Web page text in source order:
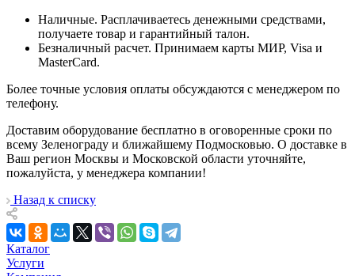
Наличные. Расплачиваетесь денежными средствами,
получаете товар и гарантийный талон.
Безналичный расчет. Принимаем карты МИР, Visa и
MasterCard.
Более точные условия оплаты обсуждаются с менеджером по
телефону.
Доставим оборудование бесплатно в оговоренные сроки по
всему Зеленограду и ближайшему Подмосковью. О доставке в
Ваш регион Москвы и Московской области уточняйте,
пожалуйста, у менеджера компании!
Назад к списку
Каталог
Услуги